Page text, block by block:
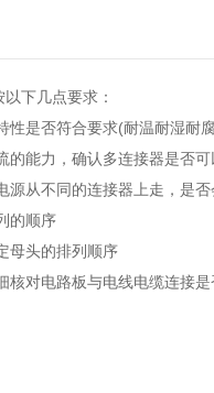
下几点要求：
是否符合要求(耐温耐湿耐
能力，确认多连接器是否可
从不同的连接器上走，是否
的顺序
头的排列顺序
对电路板与电线电缆连接是